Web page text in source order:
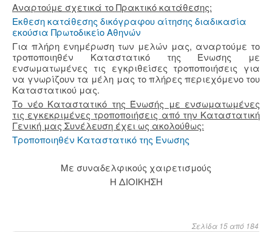
Αναρτούμε σχετικά το Πρακτικό κατάθεσης:
Εκθεση κατάθεσης δικόγραφου αίτησης διαδικασία
εκούσια Πρωτοδικείο Αθηνών
Για πλήρη ενημέρωση των μελών μας, αναρτούμε το
τροποποιηθέν Καταστατικό της Ένωσης με
ενσωματωμένες τις εγκριθείσες τροποποιήσεις για
να γνωρίζουν τα μέλη μας το πλήρες περιεχόμενο του
Καταστατικού μας.
Το νέο Καταστατικό της Ένωσής με ενσωματωμένες
τις εγκεκριμένες τροποποιήσεις από την Καταστατική
Γενική μας Συνέλευση έχει ως ακολούθως:
Τροποποιηθέν Καταστατικό της Ενωσης
Με συναδελφικούς χαιρετισμούς
Η ΔΙΟΙΚΗΣΗ
Σελίδα 15 από 184